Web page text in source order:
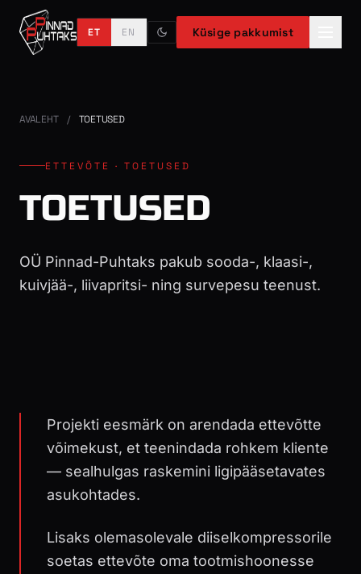
ET EN Küsige pakkumist
AVALEHT / TOETUSED
ETTEVÕTE · TOETUSED
TOETUSED
OÜ Pinnad-Puhtaks pakub sooda-, klaasi-,
kuivjää-, liivapritsi- ning survepesu teenust.
Projekti eesmärk on arendada ettevõtte
võimekust, et teenindada rohkem kliente
— sealhulgas raskemini ligipääsetavates
asukohtades.
Lisaks olemasolevale diiselkompressorile
soetas ettevõte oma tootmishoonesse